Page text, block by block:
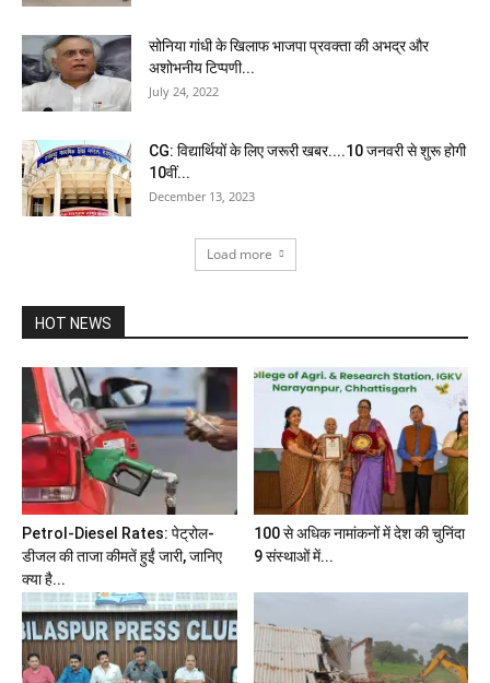
सोनिया गांधी के खिलाफ भाजपा प्रवक्ता की अभद्र और
अशोभनीय टिप्पणी...
July 24, 2022
CG: विद्यार्थियों के लिए जरूरी खबर....10 जनवरी से शुरू होगी
10वीं...
December 13, 2023
Load more
HOT NEWS
Petrol-Diesel Rates: पेट्रोल-
डीजल की ताजा कीमतें हुईं जारी, जानिए
क्या है...
100 से अधिक नामांकनों में देश की चुनिंदा
9 संस्थाओं में...